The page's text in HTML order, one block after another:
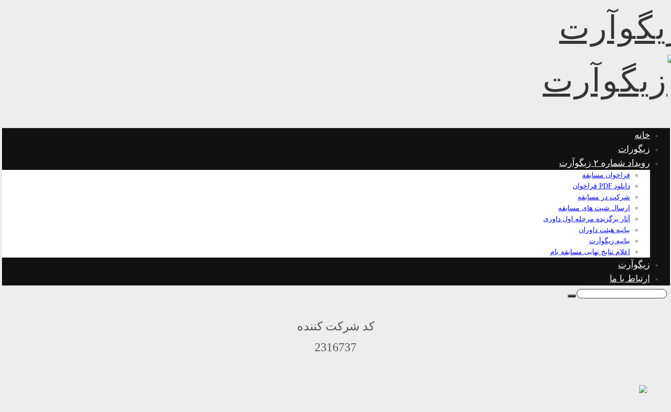
خانه
زیگورات
رویداد شماره ۲ زیگوآرت
فراخوان مسابقه
دانلود PDF فراخوان
شرکت در مسابقه
ارسال شیت های مسابقه
آثار برگزیده مرحله اول داوری
بیانیه هیئت داوران
بیانیه زیگوآرت
اعلام نتایج نهایی مسابقه بام
زیگوآرت
ارتباط با ما
کد شرکت کننده
2316737